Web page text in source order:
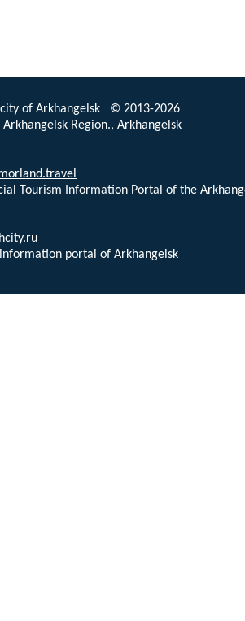
of Arkhangelsk © 2013-2026
Arkhangelsk Region., Arkhangelsk
Tourism Information Portal of the
portal of Arkhangelsk